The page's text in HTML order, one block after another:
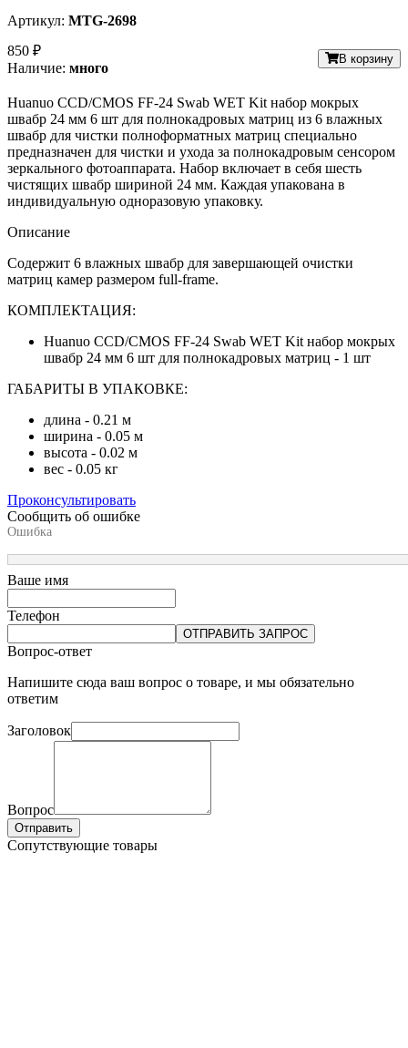
Артикул: MTG-2698
850 ₽
Наличие: много
В корзину
Huanuo CCD/CMOS FF-24 Swab WET Kit набор мокрых
швабр 24 мм 6 шт для полнокадровых матриц из 6 влажных
швабр для чистки полноформатных матриц специально
предназначен для чистки и ухода за полнокадровым сенсором
зеркального фотоаппарата. Набор включает в себя шесть
чистящих швабр шириной 24 мм. Каждая упакована в
индивидуальную одноразовую упаковку.
Описание
Содержит 6 влажных швабр для завершающей очистки
матриц камер размером full-frame.
КОМПЛЕКТАЦИЯ:
Huanuo CCD/CMOS FF-24 Swab WET Kit набор мокрых
швабр 24 мм 6 шт для полнокадровых матриц - 1 шт
ГАБАРИТЫ В УПАКОВКЕ:
длина - 0.21 м
ширина - 0.05 м
высота - 0.02 м
вес - 0.05 кг
Проконсультировать
Сообщить об ошибке
Ошибка
Ваше имя
Телефон
ОТПРАВИТЬ ЗАПРОС
Вопрос-ответ
Напишите сюда ваш вопрос о товаре, и мы обязательно
ответим
Заголовок
Вопрос
Отправить
Сопутствующие товары